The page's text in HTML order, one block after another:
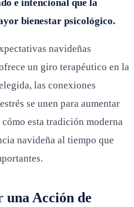
e intencional que la
bienestar psicológico.
navideñas
un giro terapéutico en la
las conexiones
se unen para aumentar
esta tradición moderna
navideña al tiempo que
Acción de